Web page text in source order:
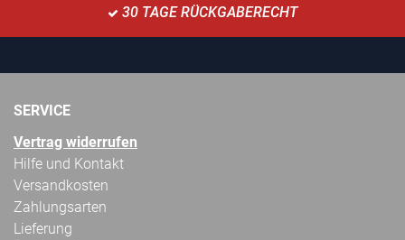
30 TAGE RÜCKGABERECHT
SERVICE
Vertrag widerrufen
Hilfe und Kontakt
Versandkosten
Zahlungsarten
Lieferung